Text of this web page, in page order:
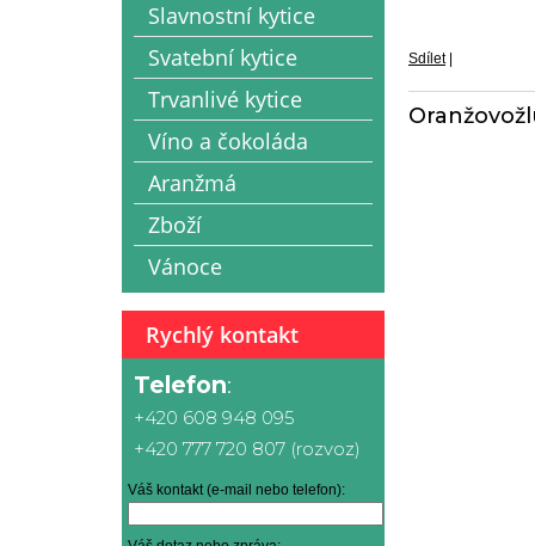
Sdílet
Slavnostní kytice
Svatební kytice
Trvanlivé kytice
Víno a čokoláda
Aranžmá
Zboží
Vánoce
Rychlý kontakt
Telefon:
+420 608 948 095
+420 777 720 807 (rozvoz)
Váš kontakt (e-mail nebo telefon):